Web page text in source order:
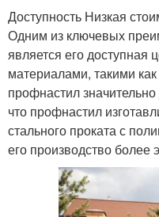
Доступность Низкая
Одним из ключевых
является его доступная
материалами, такими
профнастил
что профнастил
стального проката с
его производство более